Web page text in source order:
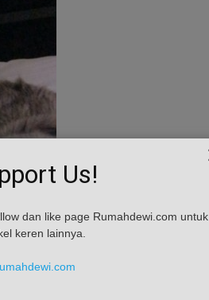
Us!
dan like page Rumahdewi.com untuk
keren lainnya.